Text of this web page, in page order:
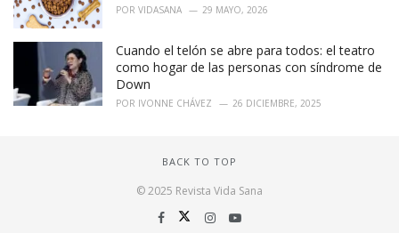
POR VIDASANA 29 MAYO, 2026
Cuando el telón se abre para todos: el teatro
como hogar de las personas con síndrome de
Down
POR IVONNE CHÁVEZ 26 DICIEMBRE, 2025
BACK TO TOP
© 2025 Revista Vida Sana